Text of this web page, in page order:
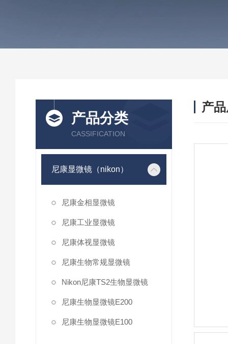
产品分类
CASSIFICATION
尼康显微镜（nikon）
尼康金相显微镜
尼康工业显微镜
尼康体视显微镜
尼康生物常规显微镜
Nikon尼康TS2生物显微镜
尼康生物显微镜E200
尼康生物显微镜E100
产